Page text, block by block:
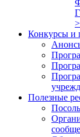
Конкурсы и
Полезные